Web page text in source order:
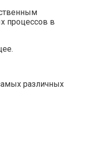
процессов в
различных